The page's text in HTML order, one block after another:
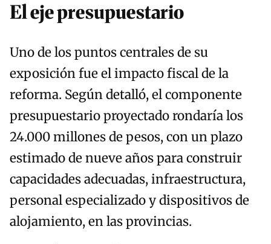
El eje presupuestario
Uno de los puntos centrales de su
exposición fue el impacto fiscal de la
reforma. Según detalló, el componente
presupuestario proyectado rondaría los
24.000 millones de pesos, con un plazo
estimado de nueve años para construir
capacidades adecuadas, infraestructura,
personal especializado y dispositivos de
alojamiento, en las provincias.